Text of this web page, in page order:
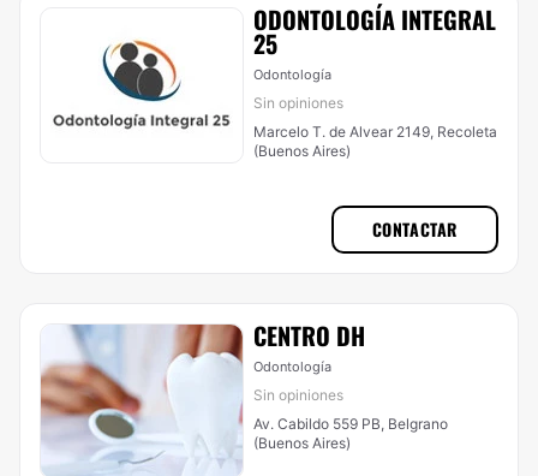
ODONTOLOGÍA INTEGRAL
25
Odontología
Sin opiniones
Marcelo T. de Alvear 2149, Recoleta
(Buenos Aires)
CONTACTAR
CENTRO DH
Odontología
Sin opiniones
Av. Cabildo 559 PB, Belgrano
(Buenos Aires)